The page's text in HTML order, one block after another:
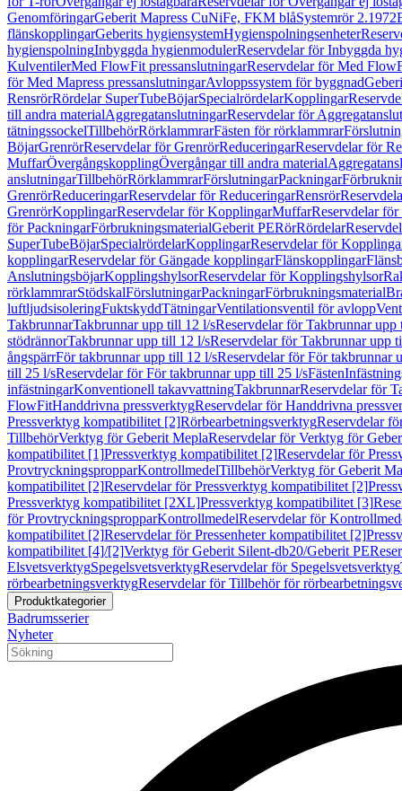
GenomföringarGeberit Mapress CuNiFe, FKM blåSystemrör 2.1972
flänskopplingarGeberits hygiensystemHygienspolningsenheter
hygienspolningInbyggda hygienmodulerReservdelar för Inbyggda
KulventilerMed FlowFit pressanslutningarReservdelar för Med
för Med Mapress pressanslutningarAvloppssystem för byggnad
RensrörRördelar SuperTubeBöjarSpecialrördelarKopplingar
till andra materialAggregatanslutningarReservdelar för
tätningssockelTillbehörRörklammrarFästen för rörklammrar
BöjarGrenrörReservdelar för GrenrörReduceringarReservdelar för
MuffarÖvergångskopplingÖvergångar till andra material
anslutningarTillbehörRörklammrarFörslutningarPackningar
GrenrörReduceringarReservdelar för ReduceringarRensrör
GrenrörKopplingarReservdelar för KopplingarMuffarReservdelar
för PackningarFörbrukningsmaterialGeberit PERörRördelar
SuperTubeBöjarSpecialrördelarKopplingarReservdelar för
kopplingarReservdelar för Gängade kopplingarFlänskopplingar
AnslutningsböjarKopplingshylsorReservdelar för Kopplingshylsor
rörklammrarStödskalFörslutningarPackningarFörbrukningsmaterial
luftljudsisoleringFuktskyddTätningarVentilationsventil för avlopp
TakbrunnarTakbrunnar upp till 12 l/sReservdelar för Takbrunnar upp
stödrännorTakbrunnar upp till 12 l/sReservdelar för Takbrunnar upp
ångspärrFör takbrunnar upp till 12 l/sReservdelar för För takbrunnar
till 25 l/sReservdelar för För takbrunnar upp till 25 l/sFästen
infästningarKonventionell takavvattningTakbrunnarReservdelar för
FlowFitHanddrivna pressverktygReservdelar för Handdrivna
Pressverktyg kompatibilitet [2]RörbearbetningsverktygReservdelar
TillbehörVerktyg för Geberit MeplaReservdelar för Verktyg för
kompatibilitet [1]Pressverktyg kompatibilitet [2]Reservdelar för
ProvtryckningspropparKontrollmedelTillbehörVerktyg för Geberit
kompatibilitet [2]Reservdelar för Pressverktyg kompatibilitet [2]
Pressverktyg kompatibilitet [2XL]Pressverktyg kompatibilitet [3]
för ProvtryckningspropparKontrollmedelReservdelar för
kompatibilitet [2]Reservdelar för Pressenheter kompatibilitet [2]
kompatibilitet [4]/[2]Verktyg för Geberit Silent-db20/Geberit PE
ElsvetsverktygSpegelsvetsverktygReservdelar för Spegelsvetsverktyg
rörbearbetningsverktygReservdelar för Tillbehör för
Produktkategorier
Badrumsserier
Nyheter